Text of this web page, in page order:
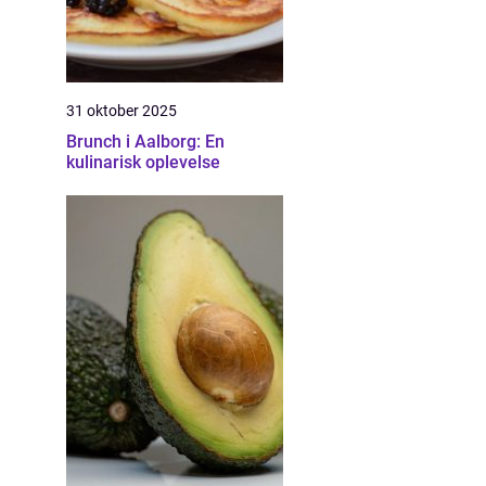
31 oktober 2025
Brunch i Aalborg: En
kulinarisk oplevelse